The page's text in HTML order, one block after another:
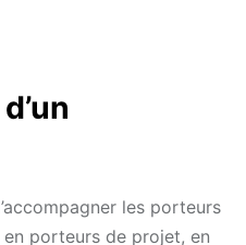
les porteurs
porteurs de projet, en